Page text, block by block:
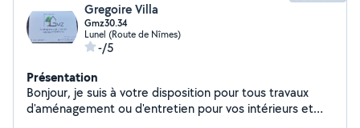
Gregoire Villa
Gmz30.34
Lunel (Route de Nîmes)
-/5
Présentation
Bonjour, je suis à votre disposition pour tous travaux
d'aménagement ou d'entretien pour vos intérieurs et